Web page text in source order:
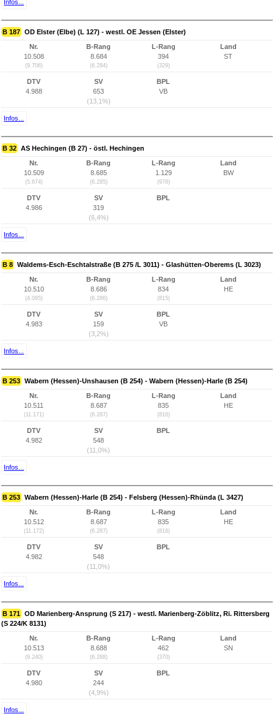
Infos...
B 187 OD Elster (Elbe) (L 127) - westl. OE Jessen (Elster)
Nr.
10.508
(9.706)
B-Rang
8.684
(6.284)
L-Rang
394
(329)
Land
ST
DTV
4.988
SV
653
(13,1%)
BPL
VB
Infos...
B 32 AS Hechingen (B 27) - östl. Hechingen
Nr.
10.509
(5.674)
B-Rang
8.685
(6.285)
L-Rang
1.129
(978)
Land
BW
DTV
4.986
SV
319
(6,4%)
BPL
Infos...
B 8 Waldems-Esch-Eschtalstraße (B 275 /L 3011) - Glashütten-Oberems (L 3023)
Nr.
10.510
(4.095)
B-Rang
8.686
(6.286)
L-Rang
834
(815)
Land
HE
DTV
4.983
SV
159
(3,2%)
BPL
VB
Infos...
B 253 Wabern (Hessen)-Unshausen (B 254) - Wabern (Hessen)-Harle (B 254)
Nr.
10.511
(11.171)
B-Rang
8.687
(6.287)
L-Rang
835
(816)
Land
HE
DTV
4.982
SV
548
(11,0%)
BPL
Infos...
B 253 Wabern (Hessen)-Harle (B 254) - Felsberg (Hessen)-Rhünda (L 3427)
Nr.
10.512
(11.172)
B-Rang
8.687
(6.287)
L-Rang
835
(816)
Land
HE
DTV
4.982
SV
548
(11,0%)
BPL
Infos...
B 171 OD Marienberg-Ansprung (S 217) - westl. Marienberg-Zöblitz, Ri. Rittersberg
(S 224/K 8131)
Nr.
10.513
(9.240)
B-Rang
8.688
(6.288)
L-Rang
462
(370)
Land
SN
DTV
4.980
SV
244
(4,9%)
BPL
Infos...